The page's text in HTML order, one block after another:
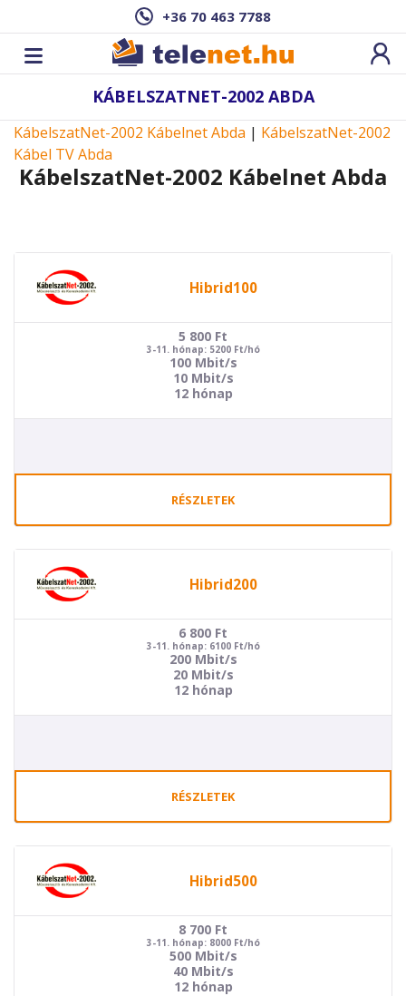
+36 70 463 7788
KÁBELSZATNET-2002 ABDA
KábelszatNet-2002 Kábelnet Abda | KábelszatNet-2002
Kábel TV Abda
KábelszatNet-2002 Kábelnet Abda
Hibrid100
5 800 Ft
3-11. hónap: 5200 Ft/hó
100 Mbit/s
10 Mbit/s
12 hónap
RÉSZLETEK
Hibrid200
6 800 Ft
3-11. hónap: 6100 Ft/hó
200 Mbit/s
20 Mbit/s
12 hónap
RÉSZLETEK
Hibrid500
8 700 Ft
3-11. hónap: 8000 Ft/hó
500 Mbit/s
40 Mbit/s
12 hónap